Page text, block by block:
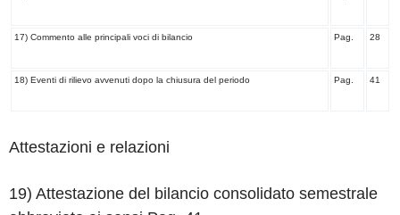
17) Commento alle principali voci di bilancio Pag. 28
18) Eventi di rilievo avvenuti dopo la chiusura del periodo Pag. 41
Attestazioni e relazioni
19) Attestazione del bilancio consolidato semestrale